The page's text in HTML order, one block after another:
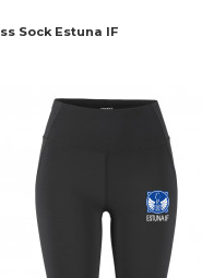
Sock Estuna IF